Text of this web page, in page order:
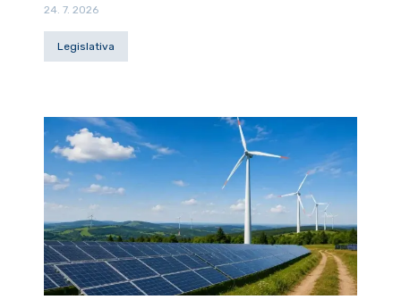
24. 7. 2026
Legislativa